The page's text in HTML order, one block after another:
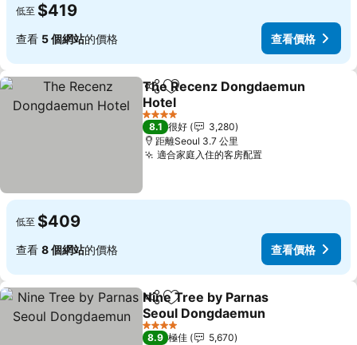
低至 $419
查看 5 個網站的價格 查看價格
分享 放到收藏夾
The Recenz Dongdaemun
Hotel
4 星級
8.1 很好
3,280
距離Seoul 3.7 公里
適合家庭入住的客房配置
低至 $409
查看 8 個網站的價格 查看價格
分享 放到收藏夾
Nine Tree by Parnas
Seoul Dongdaemun
4 星級
8.9 極佳
5,670